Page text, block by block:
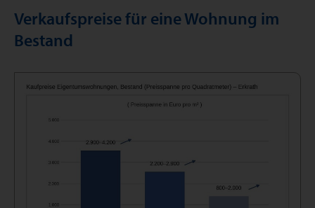
Verkaufspreise für eine Wohnung im
Bestand